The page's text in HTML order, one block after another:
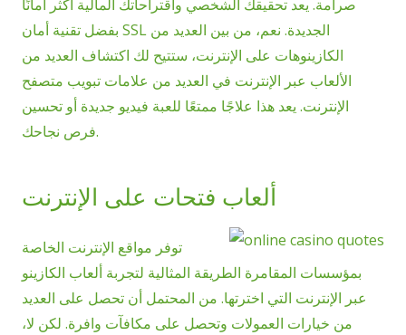
صرامة. يعد تحقيقك الشخصي واقتراحاتك المالية أكثر أمانًا
بفضل تقنية أمان SSL الجديدة. نعم، من بين العديد من
الكازينوهات على الإنترنت، ستتيح لك اكتشاف العديد من
الألعاب عبر الإنترنت في العديد من علامات تبويب متصفح
الإنترنت. يعد هذا علاجًا ممتعًا للعبة فيديو جديدة أو تحسين
فرص نجاحك.
ألعاب فتحات على الإنترنت
توفر مواقع الإنترنت الخاصة
بمؤسسات المقامرة الطريقة المثالية لتجربة ألعاب الكازينو
عبر الإنترنت التي اخترتها. من المحتمل أن تحصل على العديد
من خيارات العمولات وتحصل على مكافآت وافرة. لكن لا،